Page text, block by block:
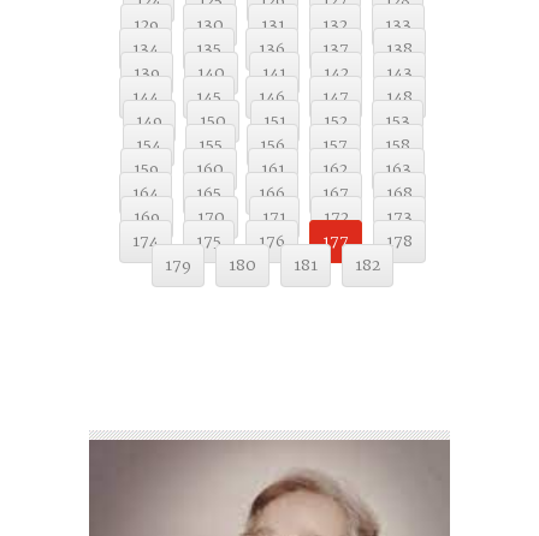
129
130 131 132
133
134
135 136 137
138
139
140 141 142
143
144
145 146 147
148
149
150 151 152
153
154
155 156 157
158
159
160 161 162
163
164
165 166 167
168
169
170 171 172
173
174
175 176 177
178
179
180 181 182